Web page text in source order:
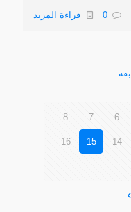
0 قراءة المزيد
6
7
8
14
15
16